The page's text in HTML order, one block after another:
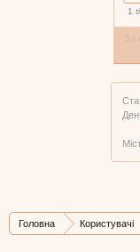
1
Головна Користувачі